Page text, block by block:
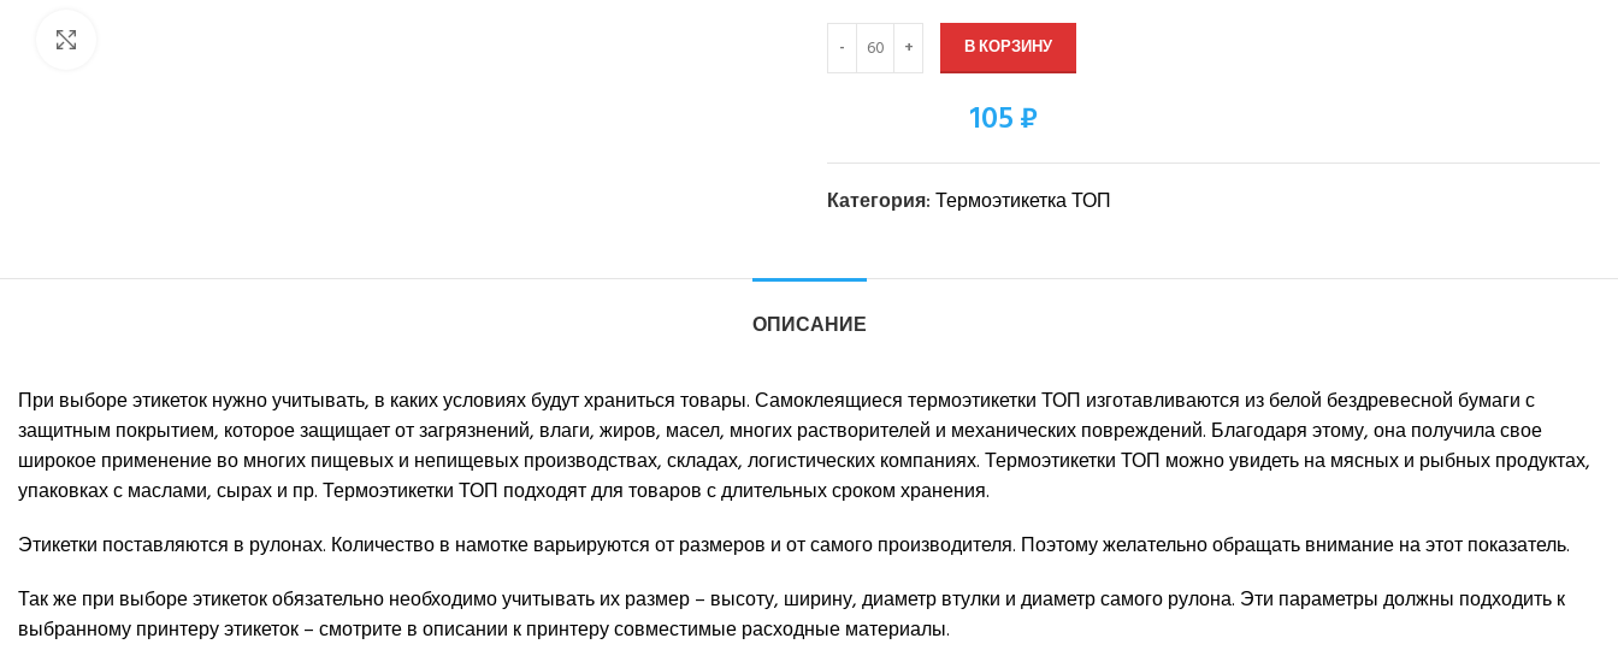
В КОРЗИНУ
105 ₽
Категория:Термоэтикетка ТОП
ОПИСАНИЕ
При выборе этикеток нужно учитывать, в каких условиях будут храниться товары. Самоклеящиеся термоэтикетки ТОП изготавливаются из белой бездревесной бумаги с
защитным покрытием, которое защищает от загрязнений, влаги, жиров, масел, многих растворителей и механических повреждений. Благодаря этому, она получила свое
широкое применение во многих пищевых и непищевых производствах, складах, логистических компаниях. Термоэтикетки ТОП можно увидеть на мясных и рыбных продуктах,
упаковках с маслами, сырах и пр. Термоэтикетки ТОП подходят для товаров с длительных сроком хранения.
Этикетки поставляются в рулонах. Количество в намотке варьируются от размеров и от самого производителя. Поэтому желательно обращать внимание на этот показатель.
Так же при выборе этикеток обязательно необходимо учитывать их размер – высоту, ширину, диаметр втулки и диаметр самого рулона. Эти параметры должны подходить к
выбранному принтеру этикеток – смотрите в описании к принтеру совместимые расходные материалы.